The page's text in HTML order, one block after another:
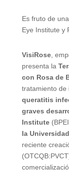
Es fruto de
Eye Institute y
VisiRose,
presenta la
con Rosa de
tratamiento de
queratitis
graves
Institute
la
reciente